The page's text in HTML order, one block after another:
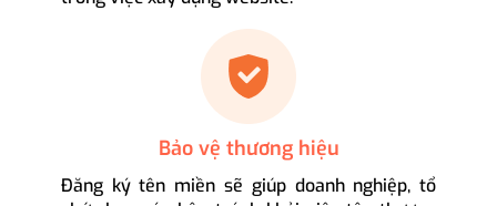
Bảo vệ thương hiệu
Đăng ký tên miền sẽ giúp doanh nghiệp, tổ